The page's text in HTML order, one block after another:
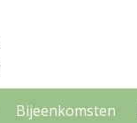
Bijeenkomsten